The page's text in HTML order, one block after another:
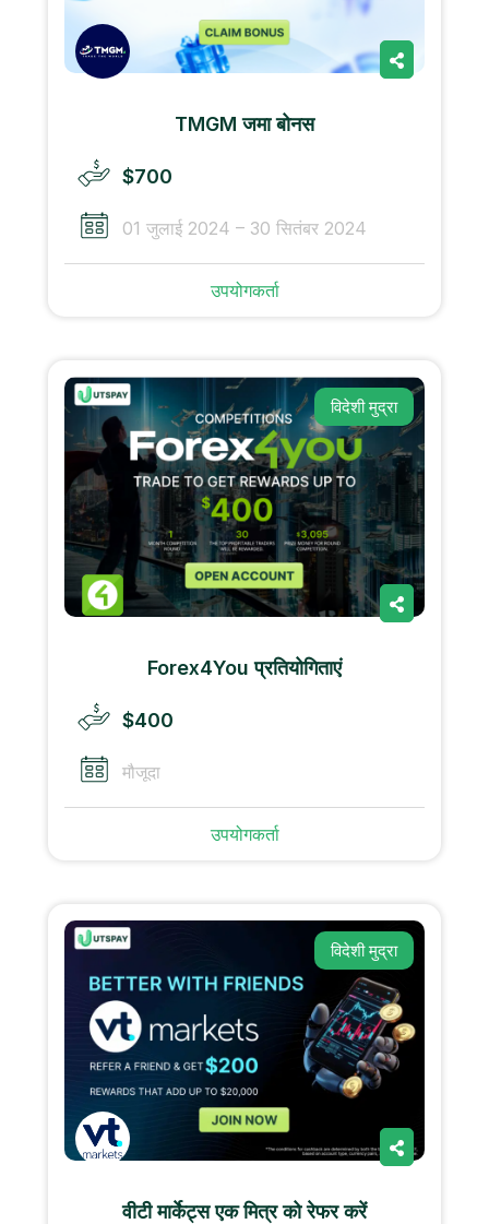
TMGM जमा बोनस
$700
01 जुलाई 2024 – 30 सितंबर 2024
उपयोगकर्ता
विदेशी मुद्रा
Forex4You प्रतियोगिताएं
$400
मौजूदा
उपयोगकर्ता
विदेशी मुद्रा
वीटी मार्केट्स एक मित्र को रेफर करें